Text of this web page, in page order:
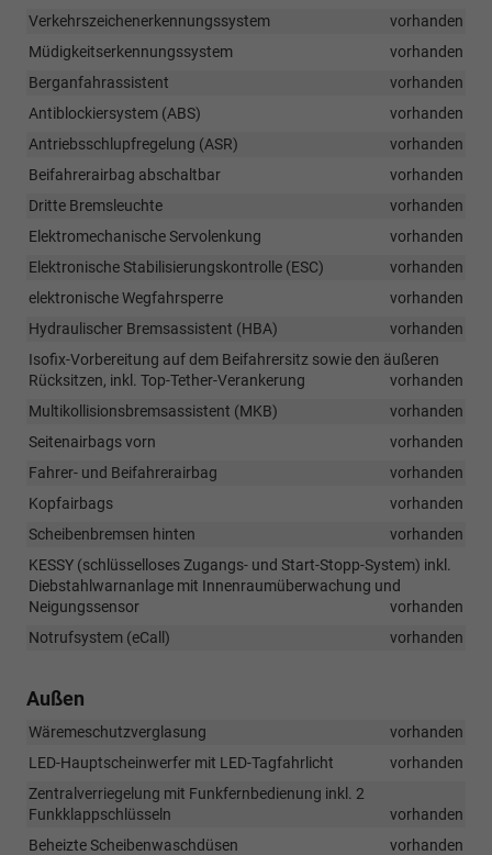
Verkehrszeichenerkennungssystem
vorhanden
Müdigkeitserkennungssystem
vorhanden
Berganfahrassistent
vorhanden
Antiblockiersystem (ABS)
vorhanden
Antriebsschlupfregelung (ASR)
vorhanden
Beifahrerairbag abschaltbar
vorhanden
Dritte Bremsleuchte
vorhanden
Elektromechanische Servolenkung
vorhanden
Elektronische Stabilisierungskontrolle (ESC)
vorhanden
elektronische Wegfahrsperre
vorhanden
Hydraulischer Bremsassistent (HBA)
vorhanden
Isofix-Vorbereitung auf dem Beifahrersitz sowie den äußeren
Rücksitzen, inkl. Top-Tether-Verankerung
vorhanden
Multikollisionsbremsassistent (MKB)
vorhanden
Seitenairbags vorn
vorhanden
Fahrer- und Beifahrerairbag
vorhanden
Kopfairbags
vorhanden
Scheibenbremsen hinten
vorhanden
KESSY (schlüsselloses Zugangs- und Start-Stopp-System) inkl.
Diebstahlwarnanlage mit Innenraumüberwachung und
Neigungssensor
vorhanden
Notrufsystem (eCall)
vorhanden
Außen
Wäremeschutzverglasung
vorhanden
LED-Hauptscheinwerfer mit LED-Tagfahrlicht
vorhanden
Zentralverriegelung mit Funkfernbedienung inkl. 2
Funkklappschlüsseln
vorhanden
Beheizte Scheibenwaschdüsen
vorhanden